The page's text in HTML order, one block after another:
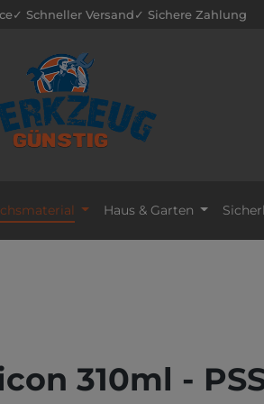
✓ Schneller Versand✓ Sichere Zahlung
Haus & Garten
310ml -